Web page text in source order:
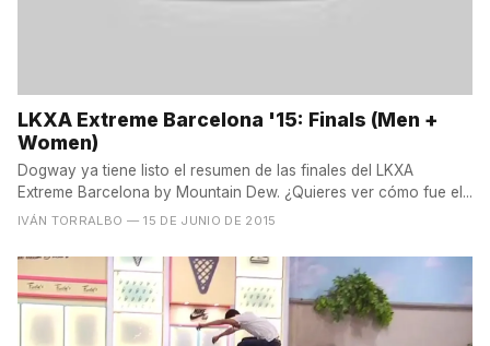
LKXA Extreme Barcelona '15: Finals (Men +
Women)
Dogway ya tiene listo el resumen de las finales del LKXA
Extreme Barcelona by Mountain Dew. ¿Quieres ver cómo fue el...
IVÁN TORRALBO — 15 DE JUNIO DE 2015